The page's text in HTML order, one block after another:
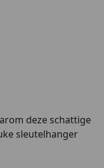
deze schattige
sleutelhanger